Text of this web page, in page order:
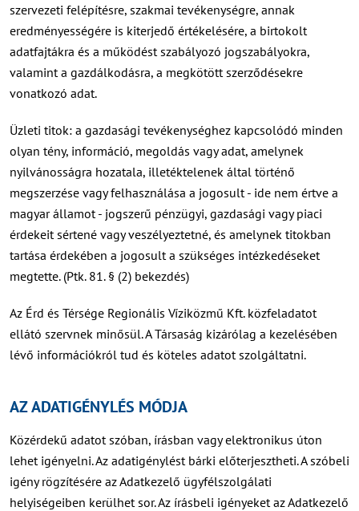
szervezeti felépítésre, szakmai tevékenységre, annak
eredményességére is kiterjedő értékelésére, a birtokolt
adatfajtákra és a működést szabályozó jogszabályokra,
valamint a gazdálkodásra, a megkötött szerződésekre
vonatkozó adat.
Üzleti titok: a gazdasági tevékenységhez kapcsolódó minden
olyan tény, információ, megoldás vagy adat, amelynek
nyilvánosságra hozatala, illetéktelenek által történő
megszerzése vagy felhasználása a jogosult - ide nem értve a
magyar államot - jogszerű pénzügyi, gazdasági vagy piaci
érdekeit sértené vagy veszélyeztetné, és amelynek titokban
tartása érdekében a jogosult a szükséges intézkedéseket
megtette. (Ptk. 81. § (2) bekezdés)
Az Érd és Térsége Regionális Víziközmű Kft. közfeladatot
ellátó szervnek minősül. A Társaság kizárólag a kezelésében
lévő információkról tud és köteles adatot szolgáltatni.
AZ ADATIGÉNYLÉS MÓDJA
Közérdekű adatot szóban, írásban vagy elektronikus úton
lehet igényelni. Az adatigénylést bárki előterjesztheti. A szóbeli
igény rögzítésére az Adatkezelő ügyfélszolgálati
helyiségeiben kerülhet sor. Az írásbeli igényeket az Adatkezelő